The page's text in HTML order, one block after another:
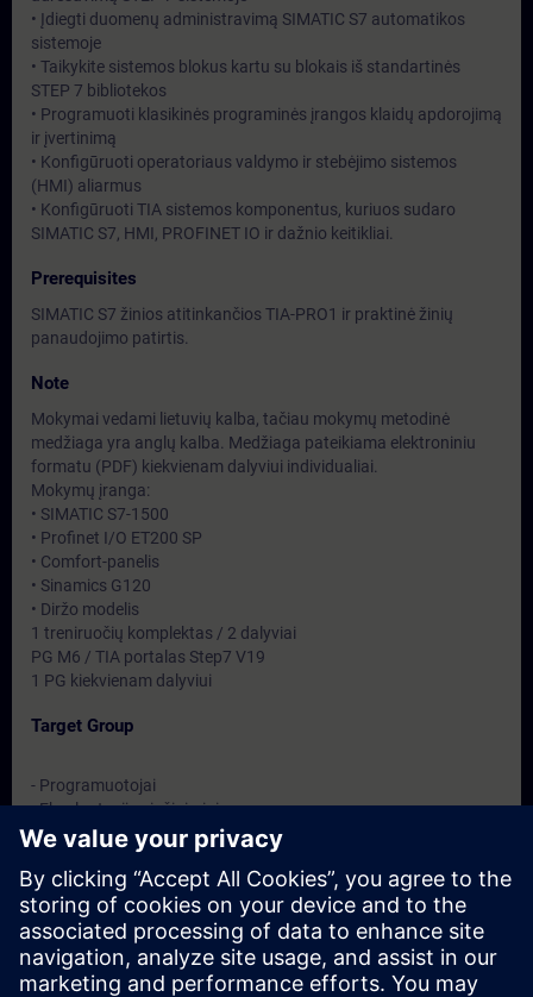
• Įdiegti duomenų administravimą SIMATIC S7 automatikos
sistemoje
• Taikykite sistemos blokus kartu su blokais iš standartinės
STEP 7 bibliotekos
• Programuoti klasikinės programinės įrangos klaidų apdorojimą
ir įvertinimą
• Konfigūruoti operatoriaus valdymo ir stebėjimo sistemos
(HMI) aliarmus
• Konfigūruoti TIA sistemos komponentus, kuriuos sudaro
SIMATIC S7, HMI, PROFINET IO ir dažnio keitikliai.
Prerequisites
SIMATIC S7 žinios atitinkančios TIA-PRO1 ir praktinė žinių
panaudojimo patirtis.
Note
Mokymai vedami lietuvių kalba, tačiau mokymų metodinė
medžiaga yra anglų kalba. Medžiaga pateikiama elektroniniu
formatu (PDF) kiekvienam dalyviui individualiai.
Mokymų įranga:
• SIMATIC S7-1500
• Profinet I/O ET200 SP
• Comfort-panelis
• Sinamics G120
• Diržo modelis
1 treniruočių komplektas / 2 dalyviai
PG M6 / TIA portalas Step7 V19
1 PG kiekvienam dalyviui
Target Group
- Programuotojai
- Eksploatacijos inžinieriai
- Inžinerinis personalas
Dates And Registration
Currently, no events available